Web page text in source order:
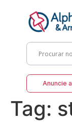
Anuncie
Tag: